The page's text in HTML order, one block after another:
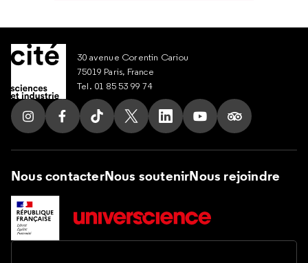
30 avenue Corentin Cariou
75019 Paris, France
Tel. 01 85 53 99 74
Suivez nous sur Instagram
Suivez nous sur Facebook
Suivez nous sur Tik Tok
Suivez nous sur X
Suivez nous sur LinkedIn
Suivez nous sur
Suivez nous
Nous contacterNous soutenirNous rejoindre